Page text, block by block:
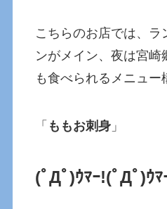
こちらのお店では、ラ
ンがメイン、夜は宮崎
も食べられるメニュー
「 ももお刺身 」
(ﾟДﾟ)ｳﾏｰ!(ﾟДﾟ)ｳﾏ